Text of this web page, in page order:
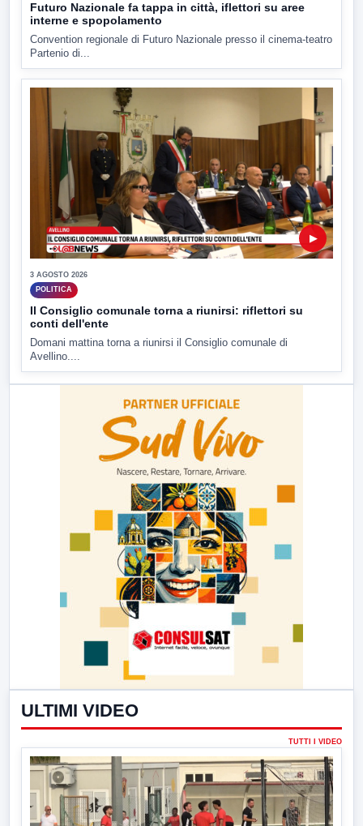
Futuro Nazionale fa tappa in città, iflettori su aree
interne e spopolamento
Convention regionale di Futuro Nazionale presso il cinema-teatro
Partenio di...
▶
3 AGOSTO 2026
POLITICA
Il Consiglio comunale torna a riunirsi: riflettori su
conti dell'ente
Domani mattina torna a riunirsi il Consiglio comunale di
Avellino....
ULTIMI VIDEO
TUTTI I VIDEO